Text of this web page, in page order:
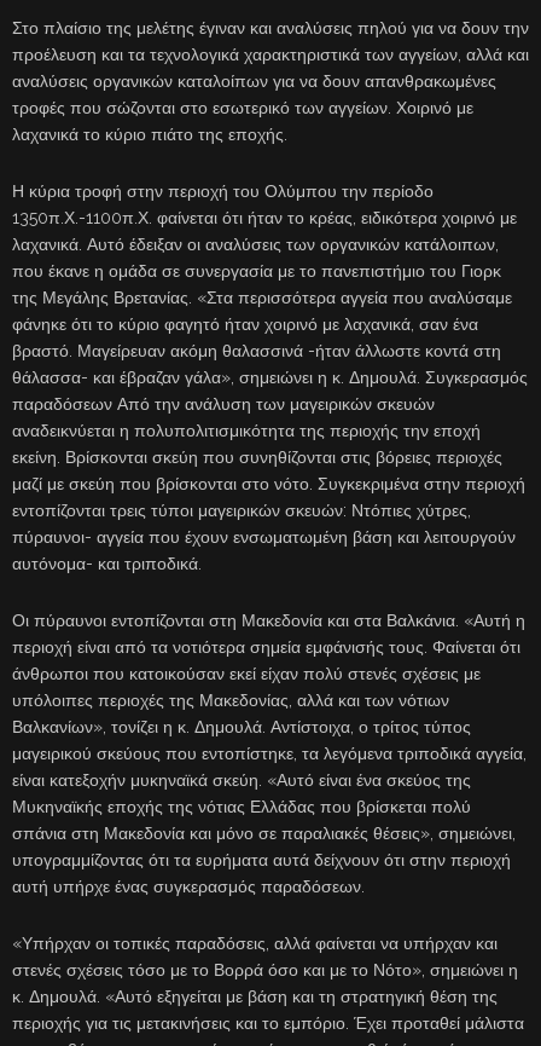
Στο πλαίσιο της μελέτης έγιναν και αναλύσεις πηλού για να δουν την
προέλευση και τα τεχνολογικά χαρακτηριστικά των αγγείων, αλλά και
αναλύσεις οργανικών καταλοίπων για να δουν απανθρακωμένες
τροφές που σώζονται στο εσωτερικό των αγγείων. Χοιρινό με
λαχανικά το κύριο πιάτο της εποχής.
Η κύρια τροφή στην περιοχή του Ολύμπου την περίοδο
1350π.Χ.-1100π.Χ. φαίνεται ότι ήταν το κρέας, ειδικότερα χοιρινό με
λαχανικά. Αυτό έδειξαν οι αναλύσεις των οργανικών κατάλοιπων,
που έκανε η ομάδα σε συνεργασία με το πανεπιστήμιο του Γιορκ
της Μεγάλης Βρετανίας. «Στα περισσότερα αγγεία που αναλύσαμε
φάνηκε ότι το κύριο φαγητό ήταν χοιρινό με λαχανικά, σαν ένα
βραστό. Μαγείρευαν ακόμη θαλασσινά -ήταν άλλωστε κοντά στη
θάλασσα- και έβραζαν γάλα», σημειώνει η κ. Δημουλά. Συγκερασμός
παραδόσεων Από την ανάλυση των μαγειρικών σκευών
αναδεικνύεται η πολυπολιτισμικότητα της περιοχής την εποχή
εκείνη. Βρίσκονται σκεύη που συνηθίζονται στις βόρειες περιοχές
μαζί με σκεύη που βρίσκονται στο νότο. Συγκεκριμένα στην περιοχή
εντοπίζονται τρεις τύποι μαγειρικών σκευών: Ντόπιες χύτρες,
πύραυνοι- αγγεία που έχουν ενσωματωμένη βάση και λειτουργούν
αυτόνομα- και τριποδικά.
Οι πύραυνοι εντοπίζονται στη Μακεδονία και στα Βαλκάνια. «Αυτή η
περιοχή είναι από τα νοτιότερα σημεία εμφάνισής τους. Φαίνεται ότι
άνθρωποι που κατοικούσαν εκεί είχαν πολύ στενές σχέσεις με
υπόλοιπες περιοχές της Μακεδονίας, αλλά και των νότιων
Βαλκανίων», τονίζει η κ. Δημουλά. Αντίστοιχα, ο τρίτος τύπος
μαγειρικού σκεύους που εντοπίστηκε, τα λεγόμενα τριποδικά αγγεία,
είναι κατεξοχήν μυκηναϊκά σκεύη. «Αυτό είναι ένα σκεύος της
Μυκηναϊκής εποχής της νότιας Ελλάδας που βρίσκεται πολύ
σπάνια στη Μακεδονία και μόνο σε παραλιακές θέσεις», σημειώνει,
υπογραμμίζοντας ότι τα ευρήματα αυτά δείχνουν ότι στην περιοχή
αυτή υπήρχε ένας συγκερασμός παραδόσεων.
«Υπήρχαν οι τοπικές παραδόσεις, αλλά φαίνεται να υπήρχαν και
στενές σχέσεις τόσο με το Βορρά όσο και με το Νότο», σημειώνει η
κ. Δημουλά. «Αυτό εξηγείται με βάση και τη στρατηγική θέση της
περιοχής για τις μετακινήσεις και το εμπόριο. Έχει προταθεί μάλιστα